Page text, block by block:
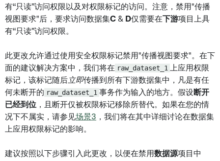
有“只读”访问权限以及对权限标记的访问。注意，禁用"传播
视图要求"后，要求访问数据集C & D仅需要在 下游项目上具
有“只读”访问权限。
此更改允许通过使用安全权限标记禁用"传播视图要求"。在下
面的建议解决方案中，我们将在 raw_dataset_1
上应用权限
标记，该标记随后立即传播到所有下游数据集中，凡是有任
何未断开的 raw_dataset_1 事务作为输入的地方。假设断开
已经到位 ，且断开仅被权限标记移除所替代。如果在您的情
况下不属实，请参见场景3 ，我们将在其中详细讨论在数据集
上应用权限标记的影响。
建议按照以下步骤引入此更改，以便在禁用数据源项目中